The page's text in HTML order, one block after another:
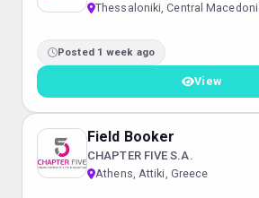
Thessaloniki, Central
Posted 1 week ago
View
Field Booker
CHAPTER FIVE S.A.
Athens, Attiki, Greece